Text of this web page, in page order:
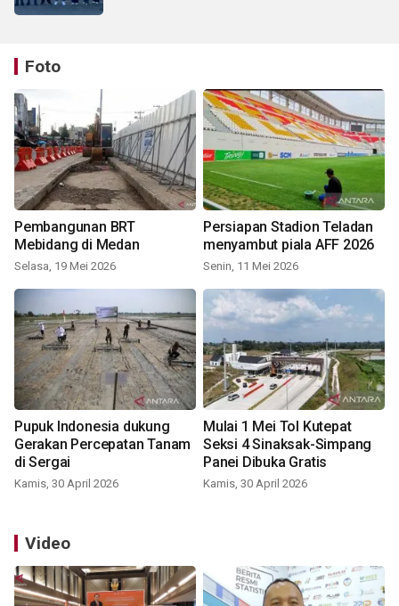
Foto
Pembangunan BRT
Mebidang di Medan
Selasa, 19 Mei 2026
Persiapan Stadion Teladan
menyambut piala AFF 2026
Senin, 11 Mei 2026
Pupuk Indonesia dukung
Gerakan Percepatan Tanam
di Sergai
Kamis, 30 April 2026
Mulai 1 Mei Tol Kutepat
Seksi 4 Sinaksak-Simpang
Panei Dibuka Gratis
Kamis, 30 April 2026
Video